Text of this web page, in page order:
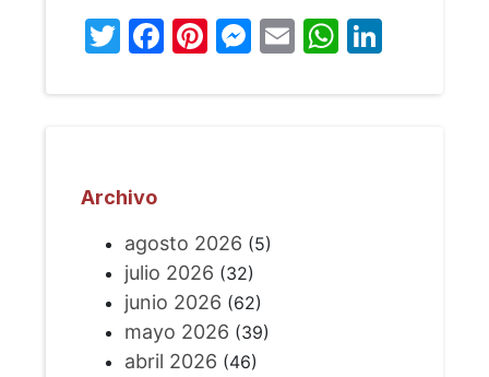
Twitter
Facebook
Pinterest
Messenger
Email
Archivo
agosto 2026 (5)
julio 2026 (32)
junio 2026 (62)
mayo 2026 (39)
abril 2026 (46)